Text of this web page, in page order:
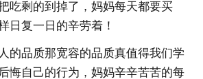
吃剩的到掉了，妈妈每天都要买
复一日的辛劳着！
的品质那宽容的品质真值得我们学
悔自己的行为，妈妈辛辛苦苦的每